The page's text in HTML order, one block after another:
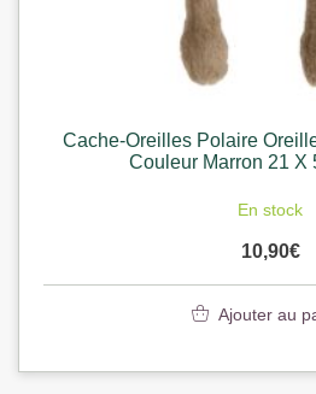
Cache-Oreilles Polaire
Couleur Marron 21 X
En stock
10,90€
Ajouter au